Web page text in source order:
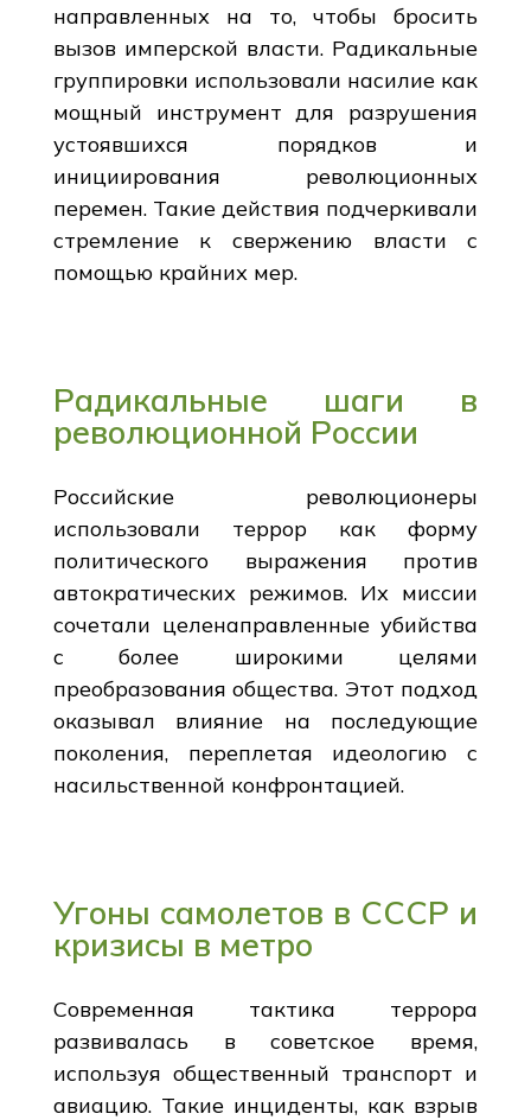
направленных на то, чтобы бросить
вызов имперской власти. Радикальные
группировки использовали насилие как
мощный инструмент для разрушения
устоявшихся порядков и
инициирования революционных
перемен. Такие действия подчеркивали
стремление к свержению власти с
помощью крайних мер.
Радикальные шаги в
революционной России
Российские революционеры
использовали террор как форму
политического выражения против
автократических режимов. Их миссии
сочетали целенаправленные убийства
с более широкими целями
преобразования общества. Этот подход
оказывал влияние на последующие
поколения, переплетая идеологию с
насильственной конфронтацией.
Угоны самолетов в СССР и
кризисы в метро
Современная тактика террора
развивалась в советское время,
используя общественный транспорт и
авиацию. Такие инциденты, как взрыв